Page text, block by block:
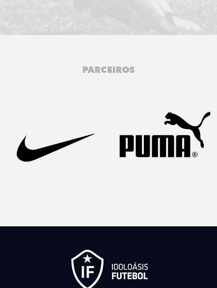
PARCEIROS